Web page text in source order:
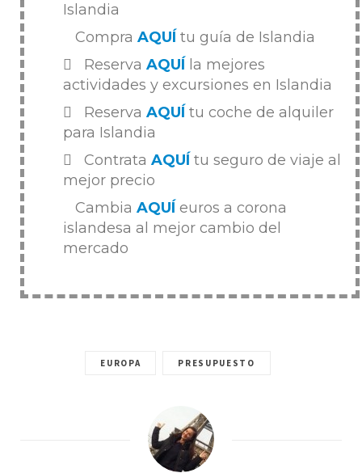
Islandia
Compra AQUÍ tu guía de Islandia
Reserva AQUÍ la mejores
actividades y excursiones en Islandia
Reserva AQUÍ tu coche de alquiler
para Islandia
Contrata AQUÍ tu seguro de viaje al
mejor precio
Cambia AQUÍ euros a corona
islandesa al mejor cambio del
mercado
EUROPA PRESUPUESTO